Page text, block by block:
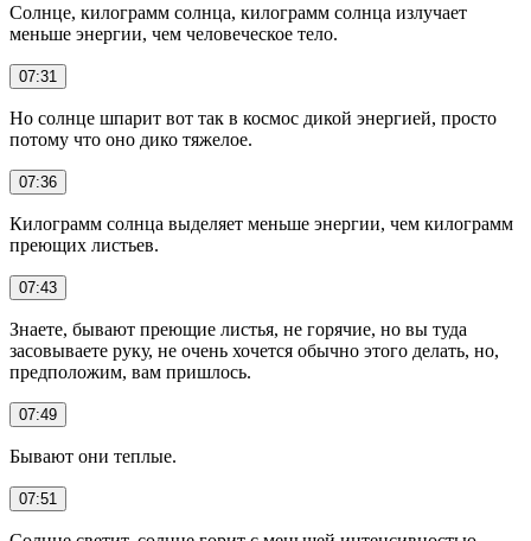
Солнце, килограмм солнца, килограмм солнца излучает
меньше энергии, чем человеческое тело.
07:31
Но солнце шпарит вот так в космос дикой энергией, просто
потому что оно дико тяжелое.
07:36
Килограмм солнца выделяет меньше энергии, чем килограмм
преющих листьев.
07:43
Знаете, бывают преющие листья, не горячие, но вы туда
засовываете руку, не очень хочется обычно этого делать, но,
предположим, вам пришлось.
07:49
Бывают они теплые.
07:51